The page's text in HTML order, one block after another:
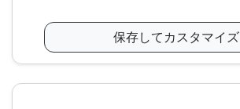
保存してカスタマイズ